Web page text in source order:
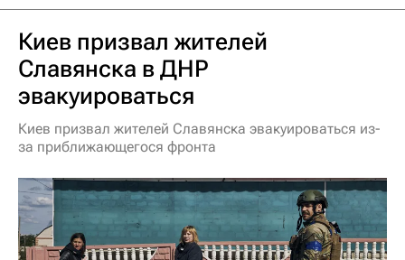
Киев призвал жителей
Славянска в ДНР
эвакуироваться
Киев призвал жителей Славянска эвакуироваться из-
за приближающегося фронта